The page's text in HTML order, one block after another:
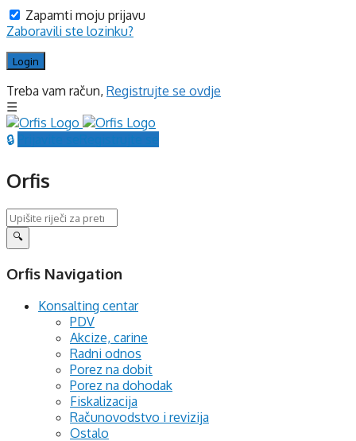
Zapamti moju prijavu
Zaboravili ste lozinku?
Treba vam račun, Registrujte se ovdje
Orfis
Orfis Navigation
Konsalting centar
PDV
Akcize, carine
Radni odnos
Porez na dobit
Porez na dohodak
Fiskalizacija
Računovodstvo i revizija
Ostalo